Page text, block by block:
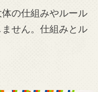
の仕組みやルール
せん。仕組みとル